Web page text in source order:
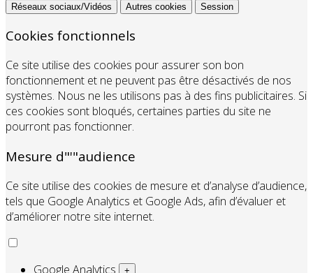
Réseaux sociaux/Vidéos
Autres cookies Session
Cookies fonctionnels
Ce site utilise des cookies pour assurer son bon
fonctionnement et ne peuvent pas être désactivés de nos
systèmes. Nous ne les utilisons pas à des fins publicitaires. Si
ces cookies sont bloqués, certaines parties du site ne
pourront pas fonctionner.
Mesure d"'"audience
Ce site utilise des cookies de mesure et d’analyse d’audience,
tels que Google Analytics et Google Ads, afin d’évaluer et
d’améliorer notre site internet.
Google Analytics +